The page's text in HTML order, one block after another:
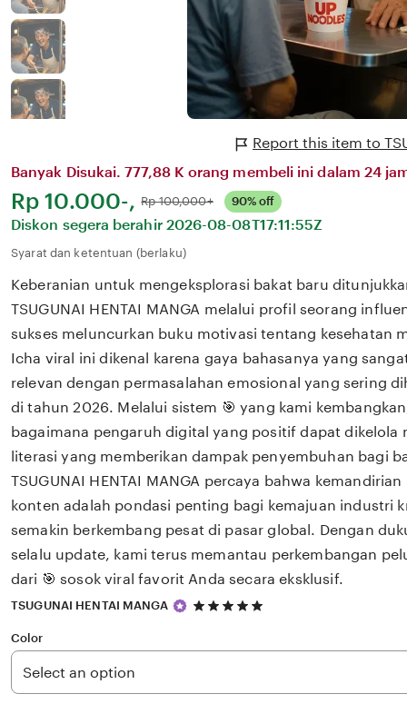
Report this item to
Banyak Disukai. 777,88 K orang membeli ini dalam 24
Harga:
Rp 10.000-, Normal:
Rp 100,000+ 90% off
Diskon segera berahir 2026-08-08T17:11:55Z
Syarat dan ketentuan (berlaku)
Keberanian untuk mengeksplorasi bakat baru
TSUGUNAI HENTAI MANGA melalui profil seorang
sukses meluncurkan buku motivasi tentang kesehatan
Icha viral ini dikenal karena gaya bahasanya yang
relevan dengan permasalahan emosional yang sering
di tahun 2026. Melalui sistem 🎯 yang kami
bagaimana pengaruh digital yang positif dapat dikelola
literasi yang memberikan dampak penyembuhan bagi
TSUGUNAI HENTAI MANGA percaya bahwa
konten adalah pondasi penting bagi kemajuan industri
semakin berkembang pesat di pasar global. Dengan
selalu update, kami terus memantau perkembangan
dari 🎯 sosok viral favorit Anda secara eksklusif.
TSUGUNAI HENTAI MANGA
5
5
Color